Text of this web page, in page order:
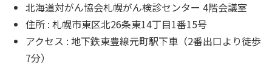
北海道対がん協会札幌がん検診センター 4階会議室
住所 : 札幌市東区北26条東14丁目1番15号
アクセス : 地下鉄東豊線元町駅下車（2番出口より徒歩
7分）